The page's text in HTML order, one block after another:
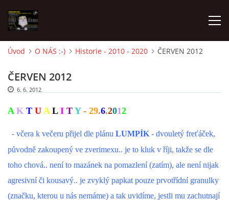
FRETKY V ÚTULKU
K ADOPCI
V PÉČI
VIRTUÁLNÍ ADOPCE
Úvod O NÁS :-) Historie - 2010 - 2020 ČERVEN 2012
ČERVEN 2012
6. 6. 2012
AK T U A L I T Y- 29.6.2012
- včera k večeru přijel dle plánu LUMPÍK - dvouletý freťáček,
původně zakoupený ve zverimexu.. je to kluk v říji, takže se dle
toho chová.. není to mazánek na pomazlení (zatím), ale není nijak
agresivní či kousavý.. je zvyklý papkat pouze prvotřídní granulky
(značku, kterou u nás nemáme) a tak uvidíme, jestli mu zachutnají